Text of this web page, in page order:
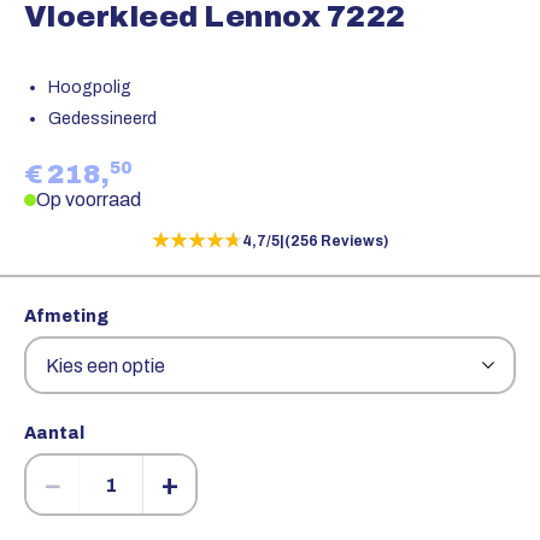
Vloerkleed Lennox 7222
Hoogpolig
Gedessineerd
€ 218,50
Op voorraad
★★★★★
★★★★★4,7/5 (256 Reviews)
Afmeting
Aantal
− +